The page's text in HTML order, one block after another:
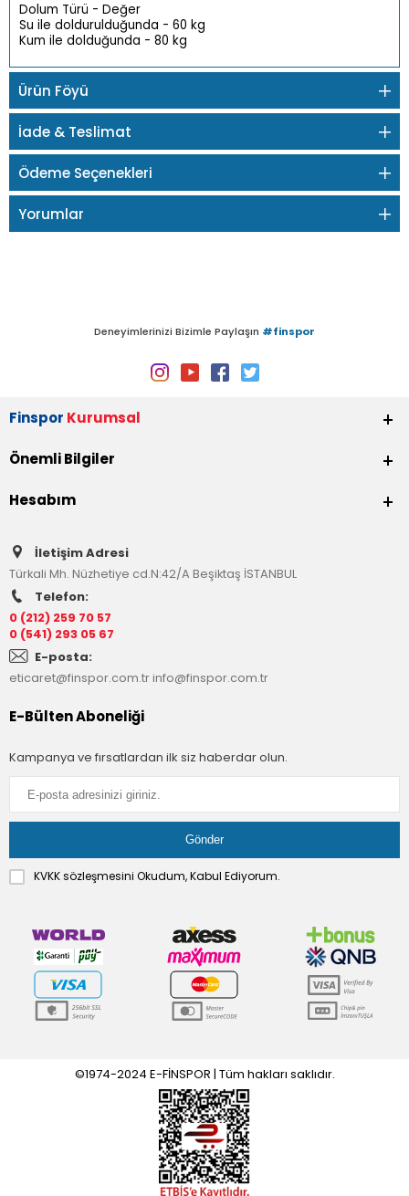
Dolum Türü - Değer
Su ile doldurulduğunda - 60 kg
Kum ile dolduğunda - 80 kg
Ürün Föyü
İade & Teslimat
Ödeme Seçenekleri
Yorumlar
Deneyimlerinizi Bizimle Paylaşın #finspor
Finspor Kurumsal
Önemli Bilgiler
Hesabım
İletişim Adresi
Türkali Mh. Nüzhetiye cd.N:42/A Beşiktaş İSTANBUL
Telefon:
0 (212) 259 70 57
0 (541) 293 05 67
E-posta:
eticaret@finspor.com.trinfo@finspor.com.tr
E-Bülten Aboneliği
Kampanya ve fırsatlardan ilk siz haberdar olun.
KVKK sözleşmesini Okudum, Kabul Ediyorum.
©1974-2024 E-FİNSPOR | Tüm hakları saklıdır.